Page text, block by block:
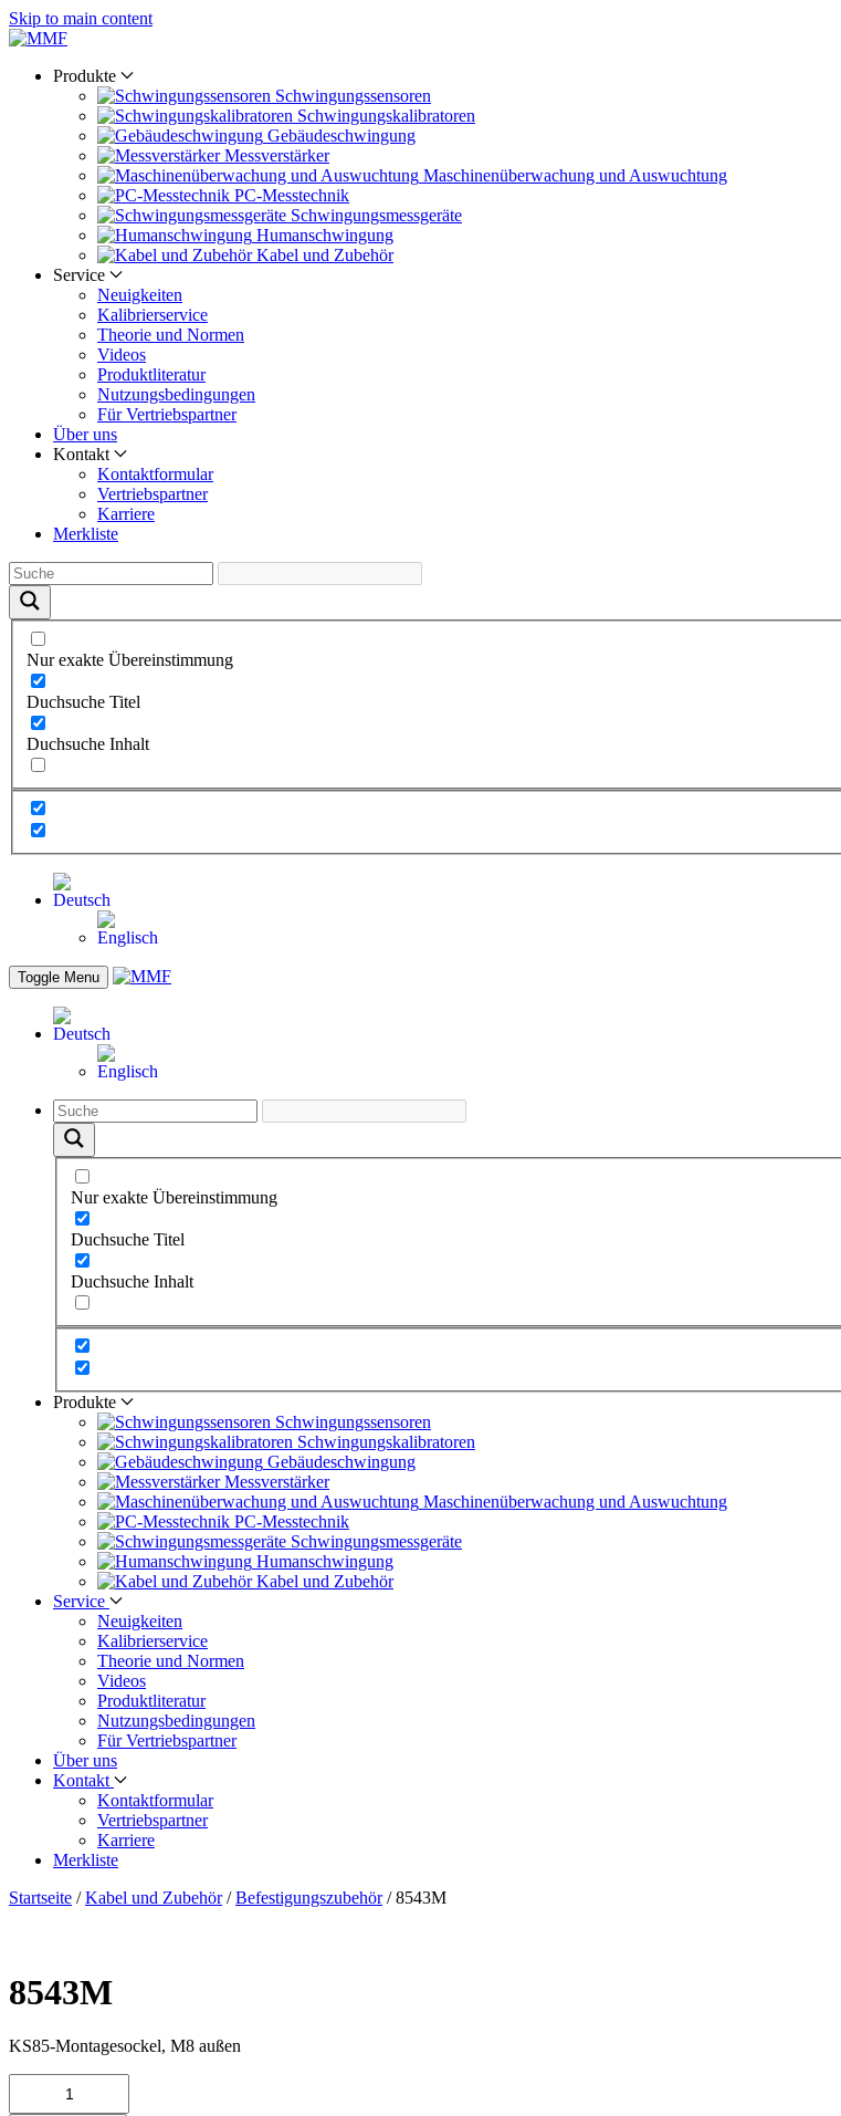
Skip to main content
Produkte
Schwingungs­sensoren
Schwingungs­kalibratoren
Gebäude­schwingung
Messverstärker
Maschinen­überwachung und Auswuchtung
PC-Messtechnik
Schwingungs­messgeräte
Human­schwingung
Kabel und Zubehör
Service
Neuigkeiten
Kalibrier­service
Theorie und Normen
Videos
Produkt­literatur
Nutzungs­bedingungen
Für Vertriebs­partner
Über uns
Kontakt
Kontaktformular
Vertriebs­partner
Karriere
Merkliste
Nur exakte Übereinstimmung
Duchsuche Titel
Duchsuche Inhalt
Toggle Menu
Nur exakte Übereinstimmung
Duchsuche Titel
Duchsuche Inhalt
Produkte
Schwingungs­sensoren
Schwingungs­kalibratoren
Gebäude­schwingung
Messverstärker
Maschinen­überwachung und Auswuchtung
PC-Messtechnik
Schwingungs­messgeräte
Human­schwingung
Kabel und Zubehör
Service
Neuigkeiten
Kalibrier­service
Theorie und Normen
Videos
Produkt­literatur
Nutzungs­bedingungen
Für Vertriebs­partner
Über uns
Kontakt
Kontaktformular
Vertriebs­partner
Karriere
Merkliste
Startseite /Kabel und Zubehör/Befestigungszubehör/8543M
8543M
KS85-Montagesockel, M8 außen